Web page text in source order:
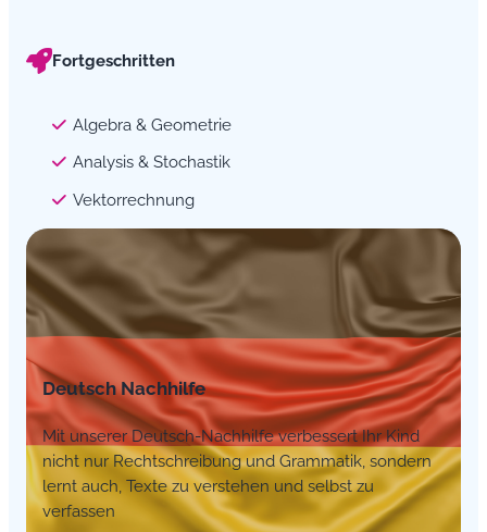
Fortgeschritten
Algebra & Geometrie
Analysis & Stochastik
Vektorrechnung
Deutsch Nachhilfe
Mit unserer Deutsch-Nachhilfe verbessert Ihr Kind
nicht nur Rechtschreibung und Grammatik, sondern
lernt auch, Texte zu verstehen und selbst zu
verfassen